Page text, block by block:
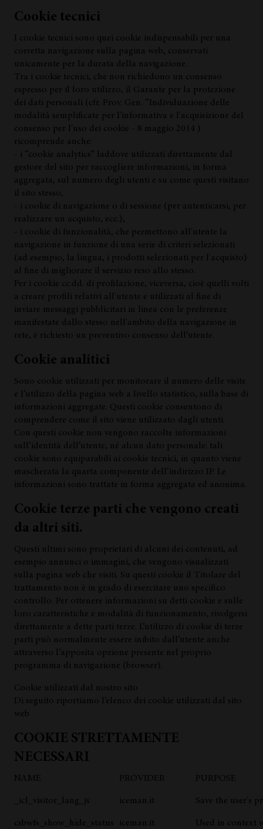
Cookie tecnici
I cookie tecnici sono quei cookie indispensabili per una
corretta navigazione sulla pagina web, conservati
unicamente per la durata della navigazione.
Tra i cookie tecnici, che non richiedono un consenso
espresso per il loro utilizzo, il Garante per la protezione
dei dati personali (cfr. Prov. Gen. “Individuazione delle
modalità semplificate per l'informativa e l'acquisizione del
consenso per l'uso dei cookie - 8 maggio 2014 )
ricomprende anche:
- i “cookie analytics” laddove utilizzati direttamente dal
gestore del sito per raccogliere informazioni, in forma
aggregata, sul numero degli utenti e su come questi visitano
il sito stesso,
- i cookie di navigazione o di sessione (per autenticarsi, per
realizzare un acquisto, ecc.),
- i cookie di funzionalità, che permettono all'utente la
navigazione in funzione di una serie di criteri selezionati
(ad esempio, la lingua, i prodotti selezionati per l'acquisto)
al fine di migliorare il servizio reso allo stesso.
Per i cookie cc.dd. di profilazione, viceversa, cioè quelli volti
a creare profili relativi all'utente e utilizzati al fine di
inviare messaggi pubblicitari in linea con le preferenze
manifestate dallo stesso nell'ambito della navigazione in
rete, è richiesto un preventivo consenso dell’utente.
Cookie analitici
Sono cookie utilizzati per monitorare il numero delle visite
e l’utilizzo della pagina web a livello statistico, sulla base di
informazioni aggregate. Questi cookie consentono di
comprendere come il sito viene utilizzato dagli utenti.
Con questi cookie non vengono raccolte informazioni
sull’identità dell’utente, né alcun dato personale: tali
cookie sono equiparabili ai cookie tecnici, in quanto viene
mascherata la quarta componente dell’indirizzo IP. Le
informazioni sono trattate in forma aggregata ed anonima.
Cookie terze parti che vengono creati
da altri siti.
Questi ultimi sono proprietari di alcuni dei contenuti, ad
esempio annunci o immagini, che vengono visualizzati
sulla pagina web che visiti. Su questi cookie il Titolare del
trattamento non è in grado di esercitare uno specifico
controllo. Per ottenere informazioni su detti cookie e sulle
loro caratteristiche e modalità di funzionamento, rivolgersi
direttamente a dette parti terze. L’utilizzo di cookie di terze
parti può normalmente essere inibito dall’utente anche
attraverso l’apposita opzione presente nel proprio
programma di navigazione (browser).
Cookie utilizzati dal nostro sito
Di seguito riportiamo l’elenco dei cookie utilizzati dal sito
web
COOKIE STRETTAMENTE
NECESSARI
NAME PROVIDER PURPOSE
_icl_visitor_lang_js iceman.it Save the user's
csbwfs_show_hide_status iceman.it Used in context